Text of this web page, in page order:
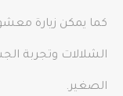
كما يمكن زيارة
الشلالات وتجربة
الصغير.